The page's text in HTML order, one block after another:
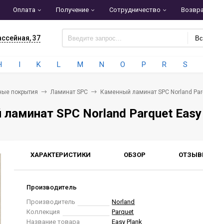
Оплата Получение Сотрудничество
37
I K L M N O P R S
покрытия Ламинат SPC Каменный ламинат SPC Norland
SPC Norland Parquet
ХАРАКТЕРИСТИКИ ОБЗОР
Производитель
Производитель
Norland
Коллекция
Parquet
Название товара
Easy Plank